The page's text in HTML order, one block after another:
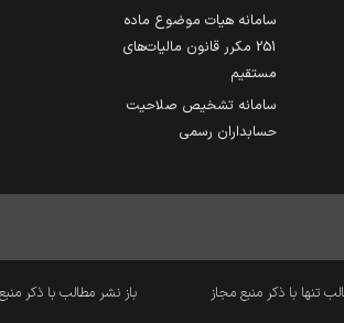
سامانه هیات موضوع ماده
251 مکرر قانون مالیات‌های
مستقیم
سامانه تشخیص صلاحیت
حسابداران رسمی
تنها با ذکر منبع مجاز
باز نشر مطالب با ذکر